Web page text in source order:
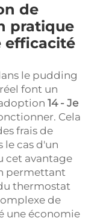
de
pratique
efficacité
le pudding
font un
14 - Je
Cela
frais de
le cas d'un
cet avantage
permettant
thermostat
de
une économie